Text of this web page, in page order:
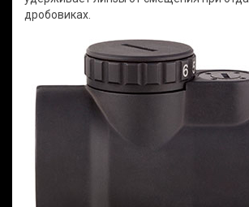
дробовиках.